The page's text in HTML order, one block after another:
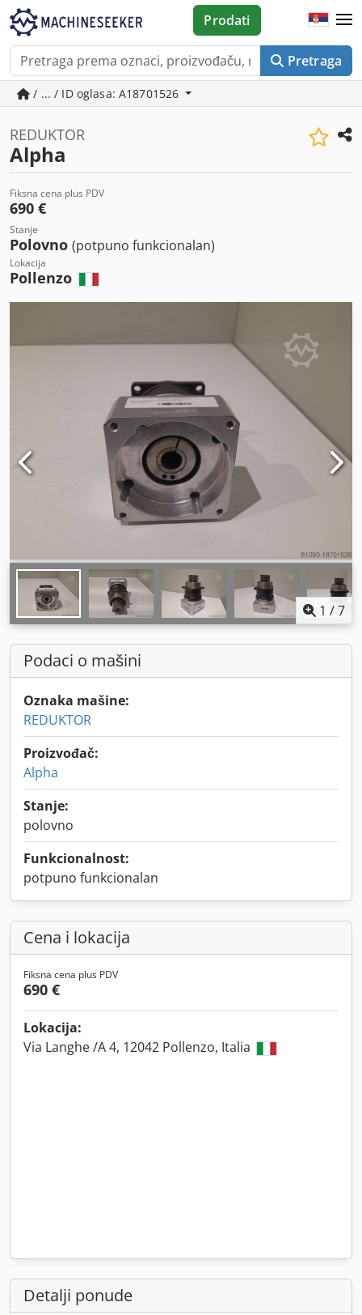
Pretraga
Prodati
/ ... / ID oglasa: A18701526
REDUKTOR
Alpha
Fiksna cena plus PDV
690 €
Stanje
Polovno (potpuno funkcionalan)
Lokacija
Pollenzo
1 /7
Podaci o mašini
Oznaka mašine:
REDUKTOR
Proizvođač:
Alpha
Stanje:
polovno
Funkcionalnost:
potpuno funkcionalan
Cena i lokacija
Fiksna cena plus PDV
690 €
Lokacija:
Via Langhe /A 4, 12042 Pollenzo, Italia
Detalji ponude